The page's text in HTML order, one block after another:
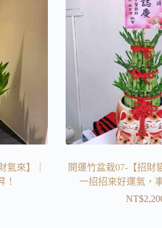
氣來】｜
！
開運竹盆栽07-【招財
一招招來好運氣，
NT$